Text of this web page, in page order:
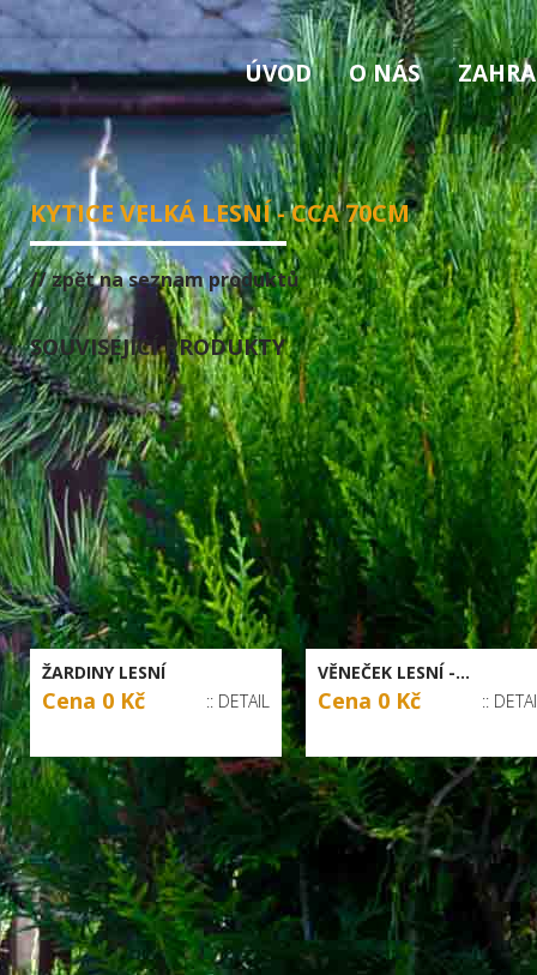
ÚVOD O NÁS
KYTICE VELKÁ LESNÍ - CCA 70CM
// zpět na seznam produktů
SOUVISEJÍCÍ PRODUKTY
ŽARDINY LESNÍ
Cena 0 Kč :: DETAIL
VĚNEČEK LESNÍ -...
Cena 0 Kč ::